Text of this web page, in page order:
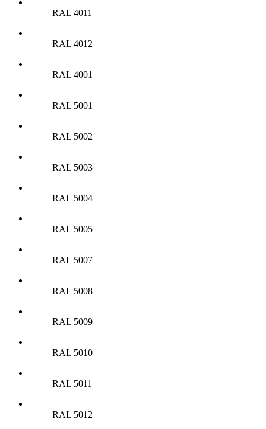
RAL 4011
RAL 4012
RAL 4001
RAL 5001
RAL 5002
RAL 5003
RAL 5004
RAL 5005
RAL 5007
RAL 5008
RAL 5009
RAL 5010
RAL 5011
RAL 5012